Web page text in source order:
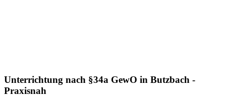
Unterrichtung nach §34a GewO in Butzbach -
Praxisnah